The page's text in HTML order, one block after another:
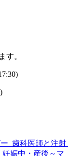
す。
歯科医師と注射
妊娠中・産後～マ